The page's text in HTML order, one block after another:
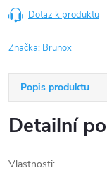
Dotaz k produktu
Značka: Brunox
Popis produktu
Detailní
Vlastnosti: